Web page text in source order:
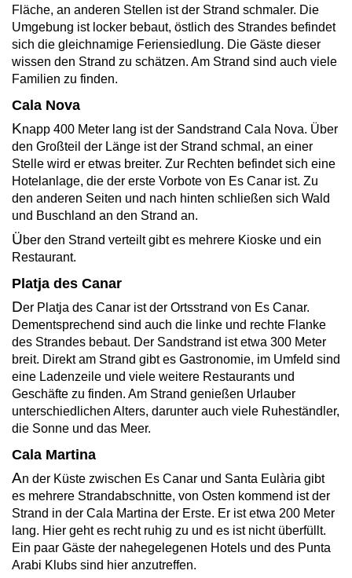
Fläche, an anderen Stellen ist der Strand schmaler. Die
Umgebung ist locker bebaut, östlich des Strandes befindet
sich die gleichnamige Feriensiedlung. Die Gäste dieser
wissen den Strand zu schätzen. Am Strand sind auch viele
Familien zu finden.
Cala Nova
Knapp 400 Meter lang ist der Sandstrand Cala Nova. Über
den Großteil der Länge ist der Strand schmal, an einer
Stelle wird er etwas breiter. Zur Rechten befindet sich eine
Hotelanlage, die der erste Vorbote von Es Canar ist. Zu
den anderen Seiten und nach hinten schließen sich Wald
und Buschland an den Strand an.
Über den Strand verteilt gibt es mehrere Kioske und ein
Restaurant.
Platja des Canar
Der Platja des Canar ist der Ortsstrand von Es Canar.
Dementsprechend sind auch die linke und rechte Flanke
des Strandes bebaut. Der Sandstrand ist etwa 300 Meter
breit. Direkt am Strand gibt es Gastronomie, im Umfeld sind
eine Ladenzeile und viele weitere Restaurants und
Geschäfte zu finden. Am Strand genießen Urlauber
unterschiedlichen Alters, darunter auch viele Ruheständler,
die Sonne und das Meer.
Cala Martina
An der Küste zwischen Es Canar und Santa Eulària gibt
es mehrere Strandabschnitte, von Osten kommend ist der
Strand in der Cala Martina der Erste. Er ist etwa 200 Meter
lang. Hier geht es recht ruhig zu und es ist nicht überfüllt.
Ein paar Gäste der nahegelegenen Hotels und des Punta
Arabi Klubs sind hier anzutreffen.